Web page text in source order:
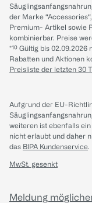
der Marke
Premium- Artikel sowie
kombinierbar. Preise
*¹⁰ Gültig bis
Rabatten und Aktionen
Preisliste der letzten 30
Aufgrund der EU-
weiteren ist ebenfalls
nicht erlaubt und daher
das BIPA Kundenservice.
MwSt. gesenkt
Meldung